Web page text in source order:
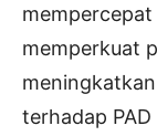
memperkuat
terhadap